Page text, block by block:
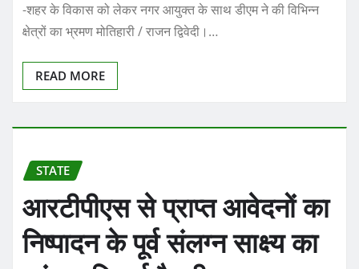
-शहर के विकास को लेकर नगर आयुक्त के साथ डीएम ने की विभिन्न
क्षेत्रों का भ्रमण मोतिहारी / राजन द्विवेदी।…
READ MORE
STATE
आरटीपीएस से प्राप्त आवेदनों का
निष्पादन के पूर्व संलग्न साक्ष्य का